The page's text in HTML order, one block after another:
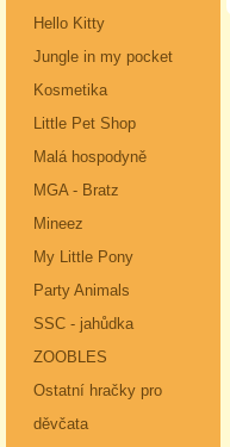
Hello Kitty
Jungle in my pocket
Kosmetika
Little Pet Shop
Malá hospodyně
MGA - Bratz
Mineez
My Little Pony
Party Animals
SSC - jahůdka
ZOOBLES
Ostatní hračky pro
děvčata